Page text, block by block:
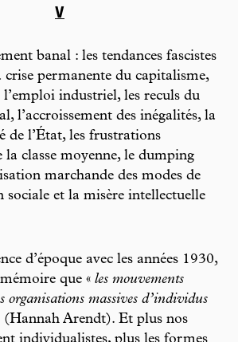
V
banal : les tendances fascistes
crise permanente du capitalisme,
industriel, les reculs du
l’accroissement des inégalités, la
de l’État, les frustrations
la classe moyenne, le dumping
marchande des modes de
sociale et la misère intellectuelle
d’époque avec les années 1930,
que « les mouvements
organisations massives d’individus
(Hannah Arendt). Et plus nos